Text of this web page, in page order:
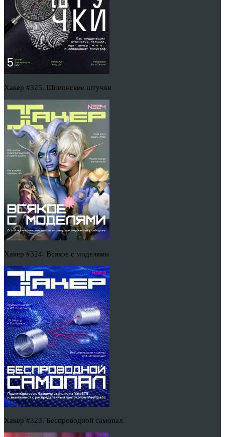
Хакер #325. Шпионские штучки
Хакер #324. Всякое с моделями
Хакер #323. Беспроводной самопал